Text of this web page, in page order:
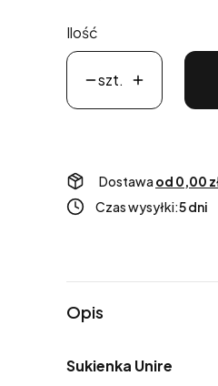
Ilość
szt.
Dostawa od 0,00
Czas wysyłki:5 dni
Opis
Sukienka Unire